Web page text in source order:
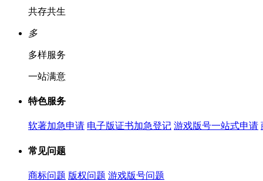
共存共生
多
多样服务
一站满意
特色服务
软著加急申请 电子版证书加急登记 游戏版号一站式申请
常见问题
商标问题 版权问题 游戏版号问题